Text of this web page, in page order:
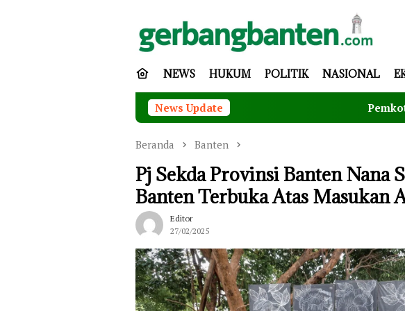
NEWS HUKUM POLITIK NASIONAL
News Update Pemkot Tangsel
Beranda Banten
Pj Sekda Provinsi Banten Nana
Banten Terbuka Atas Masukan
Editor
27/02/2025